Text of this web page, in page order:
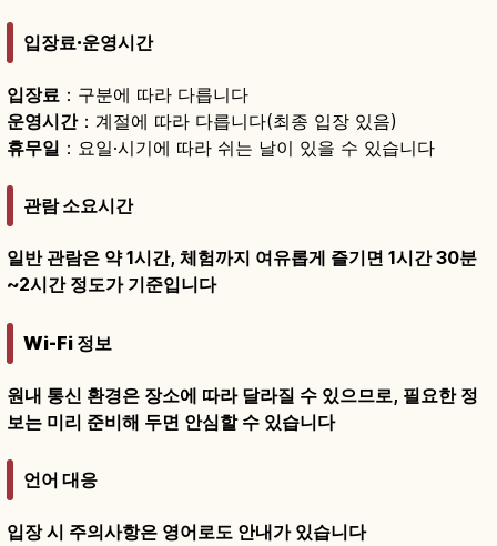
입장료·운영시간
입장료 ：구분에 따라 다릅니다
운영시간：계절에 따라 다릅니다(최종 입장 있음)
휴무일 ：요일·시기에 따라 쉬는 날이 있을 수 있습니다
관람 소요시간
일반 관람은 약 1시간, 체험까지 여유롭게 즐기면 1시간 30분
~2시간 정도가 기준입니다
Wi-Fi 정보
원내 통신 환경은 장소에 따라 달라질 수 있으므로, 필요한 정
보는 미리 준비해 두면 안심할 수 있습니다
언어 대응
입장 시 주의사항은 영어로도 안내가 있습니다